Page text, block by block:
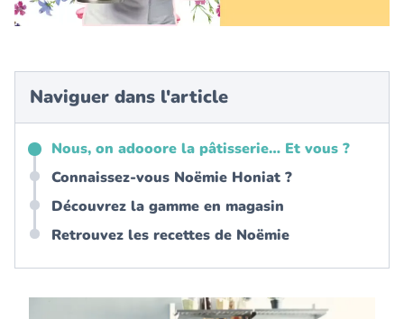
Loisirs
Bricolage et auto
Jardin et plein air
Naviguer dans l'article
Nous, on adooore la pâtisserie… Et vous ?
Connaissez-vous Noëmie Honiat ?
Découvrez la gamme en magasin
Retrouvez les recettes de Noëmie